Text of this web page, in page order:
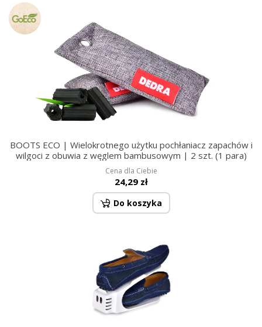
BOOTS ECO | Wielokrotnego użytku pochłaniacz zapachów i
wilgoci z obuwia z węglem bambusowym | 2 szt. (1 para)
Cena dla Ciebie
24,29 zł
Do koszyka